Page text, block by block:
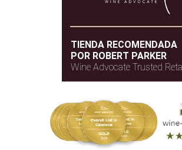
TIENDA RECOMENDADA
POR ROBERT PARKER
Wine Advocate Trusted